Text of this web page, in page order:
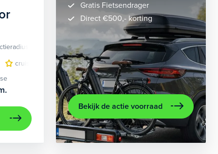
velgen 5-spaaks 18"
volledig digitaal
Elektrisch
cruise control adaptief LED koplampen
lichtmetalen
Gratis Fietsendrager
Direct €500,- korting
Bekijk de actie voorraad